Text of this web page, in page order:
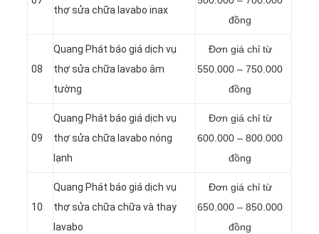
thợ sửa chữa lavabo inax
đồng
08
Quang Phát báo giá dịch vụ
thợ sửa chữa lavabo âm
tường
Đơn giá chỉ từ
550.000 – 750.000
đồng
09
Quang Phát báo giá dịch vụ
thợ sửa chữa lavabo nóng
lạnh
Đơn giá chỉ từ
600.000 – 800.000
đồng
10
Quang Phát báo giá dịch vụ
thợ sửa chữa chữa và thay
lavabo
Đơn giá chỉ từ
650.000 – 850.000
đồng